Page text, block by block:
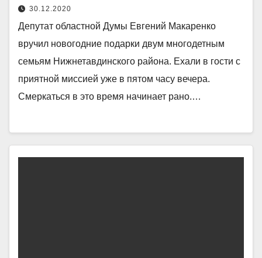
30.12.2020
Депутат областной Думы Евгений Макаренко
вручил новогодние подарки двум многодетным
семьям Нижнетавдинского района. Ехали в гости с
приятной миссией уже в пятом часу вечера.
Смеркаться в это время начинает рано.…